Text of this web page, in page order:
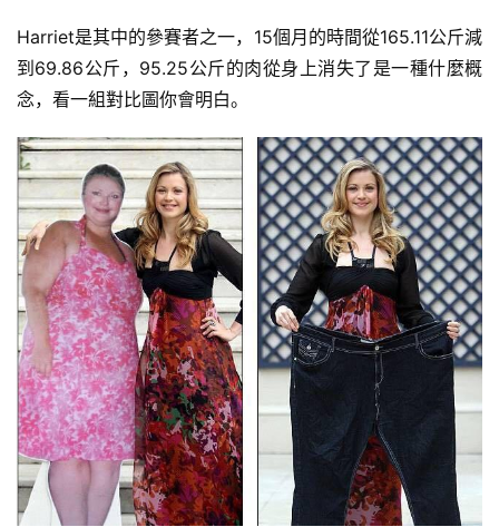
Harriet是其中的參賽者之一，15個月的時間從165.11公斤減
到69.86公斤，95.25公斤的肉從身上消失了是一種什麼概
念，看一組對比圖你會明白。